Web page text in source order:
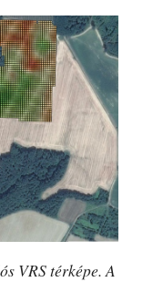
VRS térképe. A